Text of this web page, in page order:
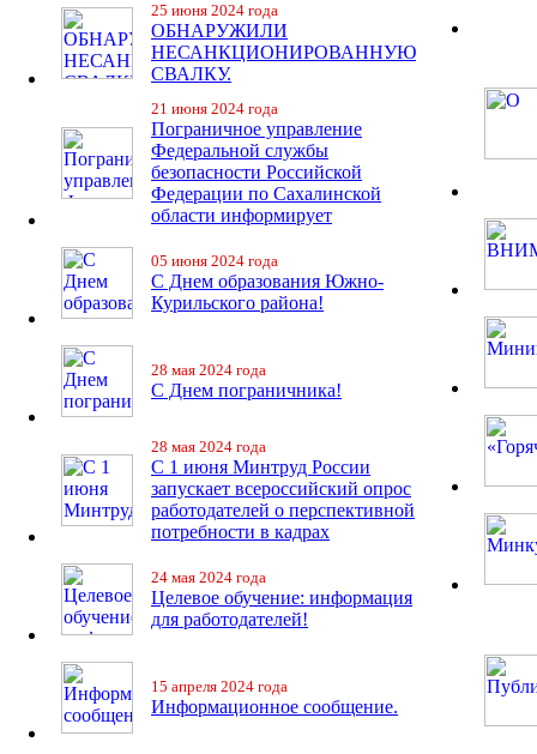
25 июня 2024 года
ОБНАРУЖИЛИ
НЕСАНКЦИОНИРОВАННУЮ
СВАЛКУ.
21 июня 2024 года
Пограничное управление
Федеральной службы
безопасности Российской
Федерации по Сахалинской
области информирует
05 июня 2024 года
С Днем образования Южно-
Курильского района!
28 мая 2024 года
С Днем пограничника!
28 мая 2024 года
С 1 июня Минтруд России
запускает всероссийский опрос
работодателей о перспективной
потребности в кадрах
24 мая 2024 года
Целевое обучение: информация
для работодателей!
15 апреля 2024 года
Информационное сообщение.